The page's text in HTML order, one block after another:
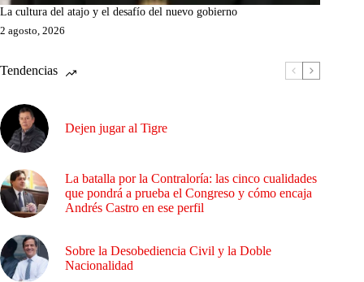
La cultura del atajo y el desafío del nuevo gobierno
2 agosto, 2026
Tendencias
Dejen jugar al Tigre
La batalla por la Contraloría: las cinco cualidades
que pondrá a prueba el Congreso y cómo encaja
Andrés Castro en ese perfil
Sobre la Desobediencia Civil y la Doble
Nacionalidad